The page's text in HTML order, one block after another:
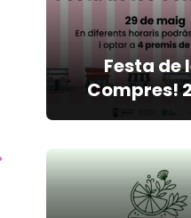
Festa de
Compres!